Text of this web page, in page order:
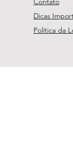
Dicas
Política da